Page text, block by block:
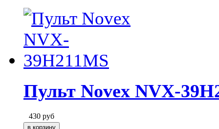
Пульт Novex NVX-
430 руб